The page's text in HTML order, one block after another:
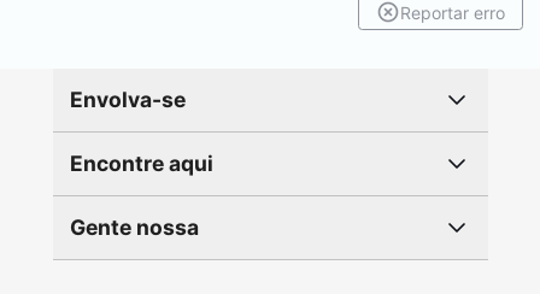
Reportar erro
Envolva-se
Encontre aqui
Gente nossa